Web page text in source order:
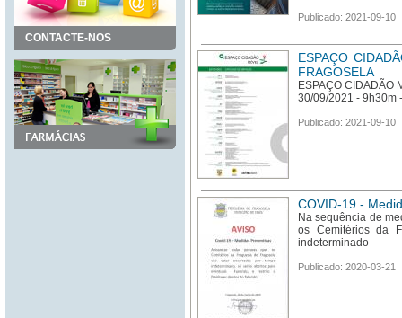
CONTACTE-NOS
Publicado: 2021-09-10
ESPAÇO
FRAGOSELA
ESPAÇO CIDADÃO
30/09/2021 - 9h30m
Publicado: 2021-09-10
COVID-19 -
Na sequência de
os Cemitérios da
indeterminado
Publicado: 2020-03-21